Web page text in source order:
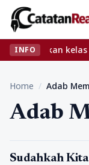
INFO kelas
Home / Adab
Adab
Religi
Sudahkah